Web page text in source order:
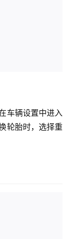
车辆设置中进入
轮胎时，选择重